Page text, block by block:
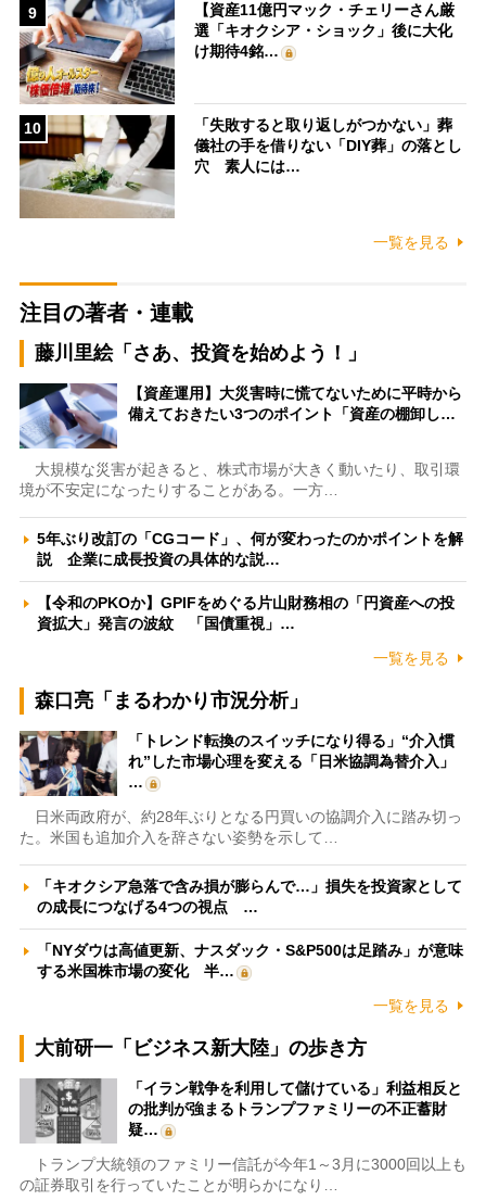
9
【資産11億円マック・チェリーさん厳
選「キオクシア・ショック」後に大化
け期待4銘…
10
「失敗すると取り返しがつかない」葬
儀社の手を借りない「DIY葬」の落とし
穴 素人には…
一覧を見る
注目の著者・連載
藤川里絵「さあ、投資を始めよう！」
【資産運用】大災害時に慌てないために平時から
備えておきたい3つのポイント「資産の棚卸し…
大規模な災害が起きると、株式市場が大きく動いたり、取引環
境が不安定になったりすることがある。一方…
5年ぶり改訂の「CGコード」、何が変わったのかポイントを解
説 企業に成長投資の具体的な説…
【令和のPKOか】GPIFをめぐる片山財務相の「円資産への投
資拡大」発言の波紋 「国債重視」…
一覧を見る
森口亮「まるわかり市況分析」
「トレンド転換のスイッチになり得る」“介入慣
れ”した市場心理を変える「日米協調為替介入」
…
日米両政府が、約28年ぶりとなる円買いの協調介入に踏み切っ
た。米国も追加介入を辞さない姿勢を示して…
「キオクシア急落で含み損が膨らんで…」損失を投資家として
の成長につなげる4つの視点 …
「NYダウは高値更新、ナスダック・S&P500は足踏み」が意味
する米国株市場の変化 半…
一覧を見る
大前研一「ビジネス新大陸」の歩き方
「イラン戦争を利用して儲けている」利益相反と
の批判が強まるトランプファミリーの不正蓄財
疑…
トランプ大統領のファミリー信託が今年1～3月に3000回以上も
の証券取引を行っていたことが明らかになり…